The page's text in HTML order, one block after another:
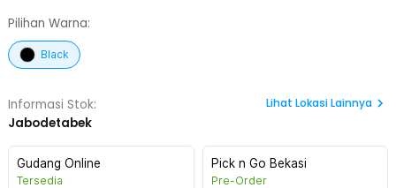
Pilihan Warna:
Black
Informasi Stok:
Jabodetabek
Lihat Lokasi Lainnya
Gudang Online
Tersedia
Pick n Go Bekasi
Pre-Order